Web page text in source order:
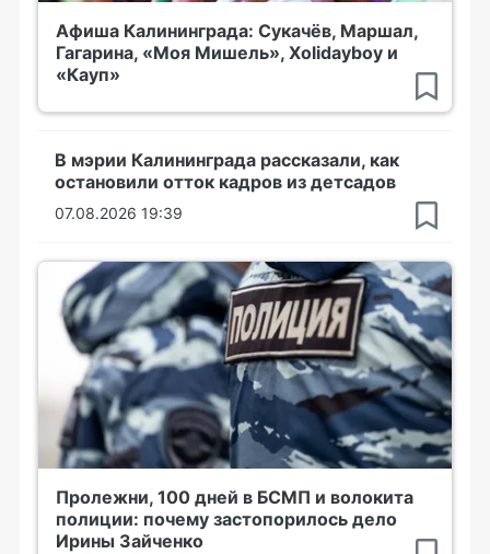
Афиша Калининграда: Сукачёв, Маршал,
Гагарина, «Моя Мишель», Xolidayboy и
«Кауп»
В мэрии Калининграда рассказали, как
остановили отток кадров из детсадов
07.08.2026 19:39
Пролежни, 100 дней в БСМП и волокита
полиции: почему застопорилось дело
Ирины Зайченко